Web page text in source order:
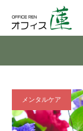
メンタルケア